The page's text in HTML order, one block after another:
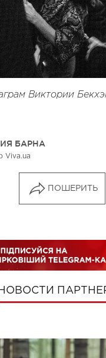
Виктории
БАРНА
Viva.ua
ПОШЕРИТЬ
НОВОСТИ